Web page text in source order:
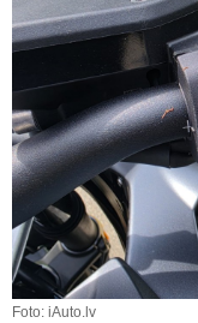
Foto: iAuto.lv